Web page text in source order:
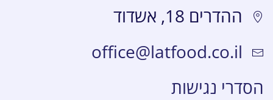
ההדרים 18, אשדוד
office@latfood.co.il
הסדרי נגישות